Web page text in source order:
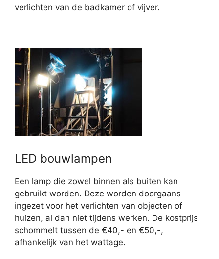
verlichten van de badkamer of vijver.
LED bouwlampen
Een lamp die zowel binnen als buiten kan
gebruikt worden. Deze worden doorgaans
ingezet voor het verlichten van objecten of
huizen, al dan niet tijdens werken. De kostprijs
schommelt tussen de €40,- en €50,-,
afhankelijk van het wattage.